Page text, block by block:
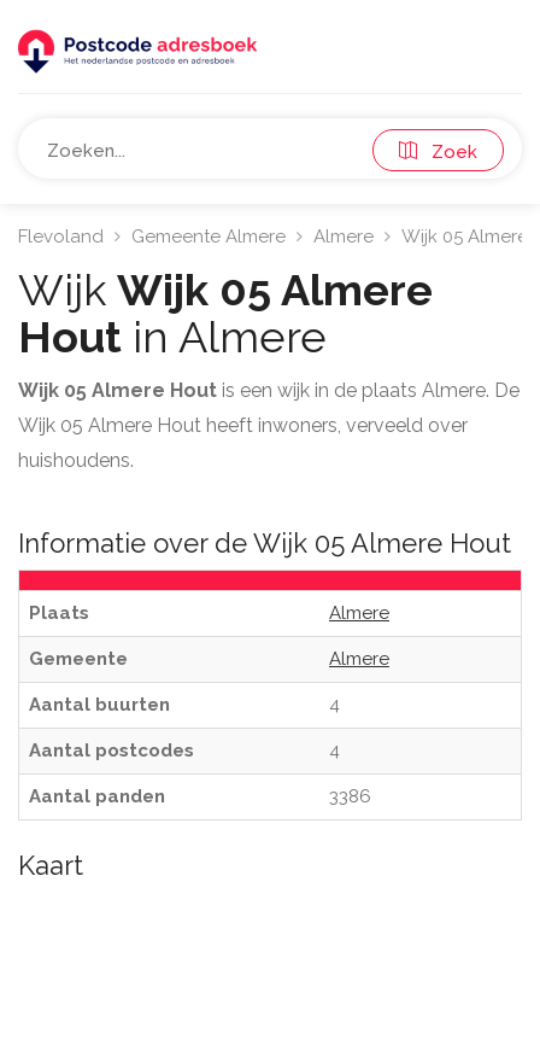
Zoek
Flevoland Gemeente Almere Almere Wijk 05 Almere
Wijk Wijk 05 Almere
Hout in Almere
Wijk 05 Almere Hout is een wijk in de plaats Almere. De
Wijk 05 Almere Hout heeft inwoners, verveeld over
huishoudens.
Informatie over de Wijk 05 Almere Hout
Plaats Almere
Gemeente Almere
Aantal buurten 4
Aantal postcodes 4
Aantal panden 3386
Kaart